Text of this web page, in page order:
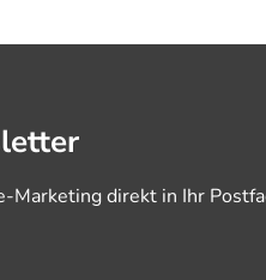
Marketing direkt in Ihr